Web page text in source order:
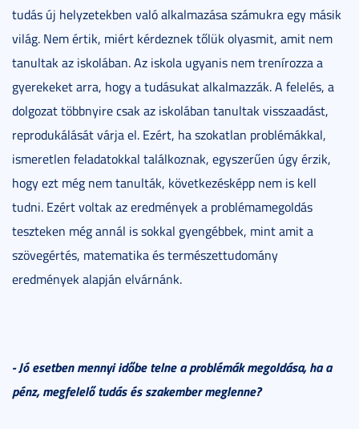
tudás új helyzetekben való alkalmazása számukra egy másik
világ. Nem értik, miért kérdeznek tőlük olyasmit, amit nem
tanultak az iskolában. Az iskola ugyanis nem trenírozza a
gyerekeket arra, hogy a tudásukat alkalmazzák. A felelés, a
dolgozat többnyire csak az iskolában tanultak visszaadást,
reprodukálását várja el. Ezért, ha szokatlan problémákkal,
ismeretlen feladatokkal találkoznak, egyszerűen úgy érzik,
hogy ezt még nem tanulták, következésképp nem is kell
tudni. Ezért voltak az eredmények a problémamegoldás
teszteken még annál is sokkal gyengébbek, mint amit a
szövegértés, matematika és természettudomány
eredmények alapján elvárnánk.
- Jó esetben mennyi időbe telne a problémák megoldása, ha a
pénz, megfelelő tudás és szakember meglenne?